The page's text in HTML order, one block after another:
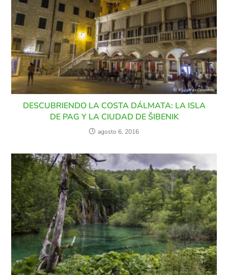
DESCUBRIENDO LA COSTA DÁLMATA: LA ISLA
DE PAG Y LA CIUDAD DE ŠIBENIK
agosto 6, 2016